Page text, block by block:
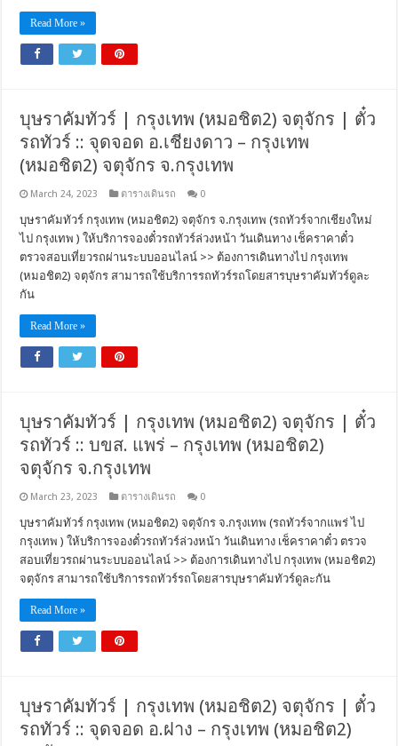
Read More »
บุษราคัมทัวร์ | กรุงเทพ (หมอชิต2) จตุจักร | ตั๋ว
รถทัวร์ :: จุดจอด อ.เชียงดาว – กรุงเทพ
(หมอชิต2) จตุจักร จ.กรุงเทพ
March 24, 2023 ตารางเดินรถ 0
บุษราคัมทัวร์ กรุงเทพ (หมอชิต2) จตุจักร จ.กรุงเทพ (รถทัวร์จากเชียงใหม่
ไป กรุงเทพ ) ให้บริการจองตั๋วรถทัวร์ล่วงหน้า วันเดินทาง เช็คราคาตั๋ว
ตรวจสอบเที่ยวรถผ่านระบบออนไลน์ >> ต้องการเดินทางไป กรุงเทพ
(หมอชิต2) จตุจักร สามารถใช้บริการรถทัวร์รถโดยสารบุษราคัมทัวร์ดูละ
กัน
Read More »
บุษราคัมทัวร์ | กรุงเทพ (หมอชิต2) จตุจักร | ตั๋ว
รถทัวร์ :: บขส. แพร่ – กรุงเทพ (หมอชิต2)
จตุจักร จ.กรุงเทพ
March 23, 2023 ตารางเดินรถ 0
บุษราคัมทัวร์ กรุงเทพ (หมอชิต2) จตุจักร จ.กรุงเทพ (รถทัวร์จากแพร่ ไป
กรุงเทพ ) ให้บริการจองตั๋วรถทัวร์ล่วงหน้า วันเดินทาง เช็คราคาตั๋ว ตรวจ
สอบเที่ยวรถผ่านระบบออนไลน์ >> ต้องการเดินทางไป กรุงเทพ (หมอชิต2)
จตุจักร สามารถใช้บริการรถทัวร์รถโดยสารบุษราคัมทัวร์ดูละกัน
Read More »
บุษราคัมทัวร์ | กรุงเทพ (หมอชิต2) จตุจักร | ตั๋ว
รถทัวร์ :: จุดจอด อ.ฝาง – กรุงเทพ (หมอชิต2)